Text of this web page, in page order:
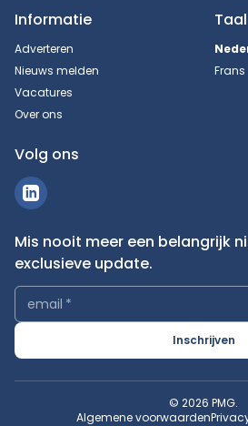
Informatie
Adverteren
Nieuws melden
Vacatures
Over ons
Taal
Frans
Volg ons
Mis nooit meer een belangrijk
exclusieve update.
email *
Inschrijven
© 2026 PMG.
Algemene voorwaarden